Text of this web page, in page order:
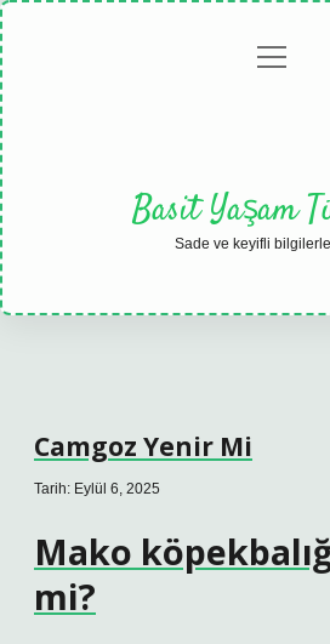
Gizlilikmenüyü
Basit Yaşam
Sade ve keyifli bilgilerle
Camgoz Yenir Mi
Tarih: Eylül 6, 2025
Mako
mi?